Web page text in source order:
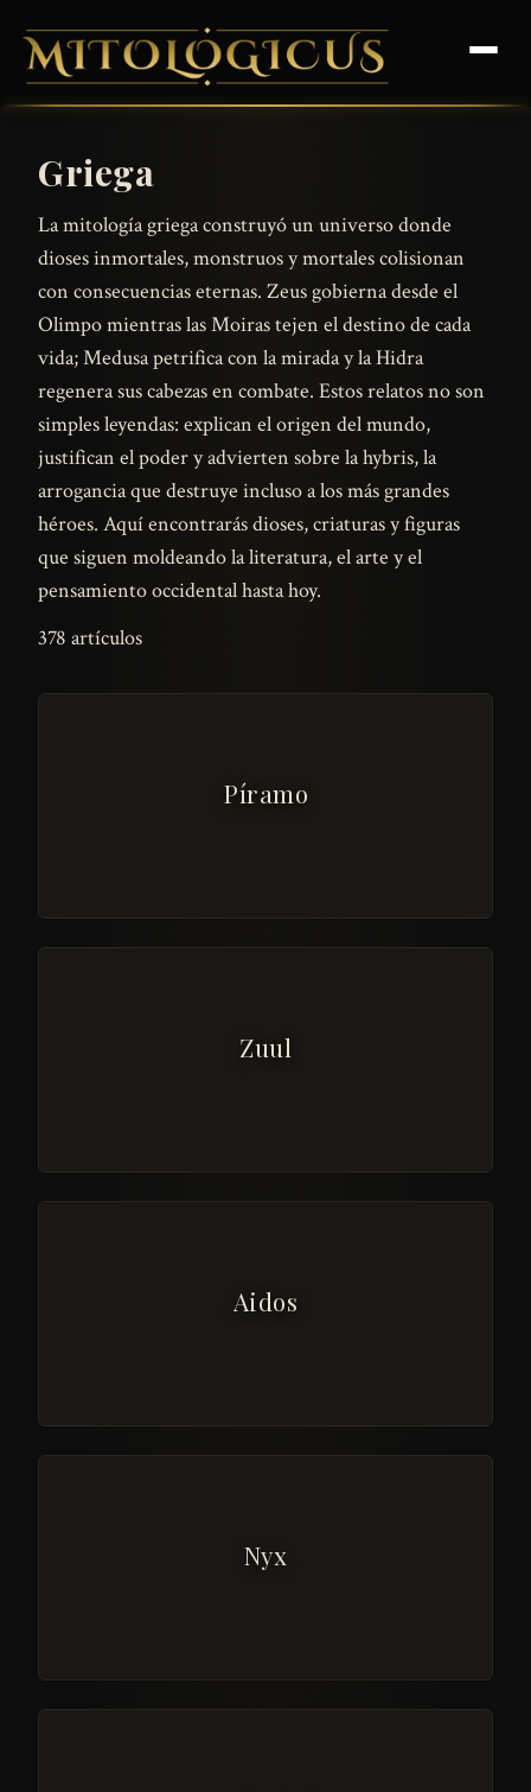
Griega
La mitología griega construyó un universo donde
dioses inmortales, monstruos y mortales colisionan
con consecuencias eternas. Zeus gobierna desde el
Olimpo mientras las Moiras tejen el destino de cada
vida; Medusa petrifica con la mirada y la Hidra
regenera sus cabezas en combate. Estos relatos no son
simples leyendas: explican el origen del mundo,
justifican el poder y advierten sobre la hybris, la
arrogancia que destruye incluso a los más grandes
héroes. Aquí encontrarás dioses, criaturas y figuras
que siguen moldeando la literatura, el arte y el
pensamiento occidental hasta hoy.
378 artículos
Píramo
Zuul
Aidos
Nyx